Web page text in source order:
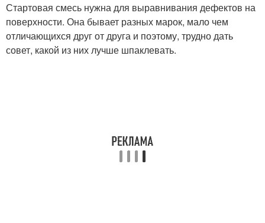
Стартовая смесь нужна для выравнивания дефектов на
поверхности. Она бывает разных марок, мало чем
отличающихся друг от друга и поэтому, трудно дать
совет, какой из них лучше шпаклевать.